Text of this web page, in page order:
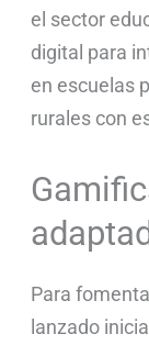
el sector
digital para
en escuelas
rurales con
Para
lanzado